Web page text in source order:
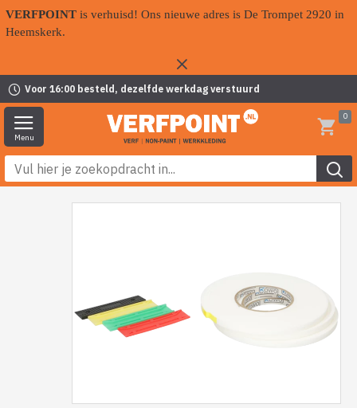
VERFPOINT is verhuisd! Ons nieuwe adres is De Trompet 2920 in
Heemskerk.
Voor 16:00 besteld, dezelfde werkdag verstuurd
0